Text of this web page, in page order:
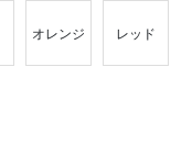
オレンジ レッド